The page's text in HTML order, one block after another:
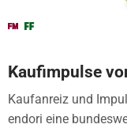
Kaufimpulse
Kaufanreiz und
endori eine